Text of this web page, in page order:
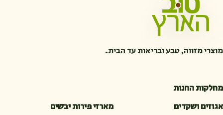
מוצרי מזווה, טבע ובריאות עד הבית.
מחלקות החנות
אגוזים ושקדים
מארזי פירות יבשים